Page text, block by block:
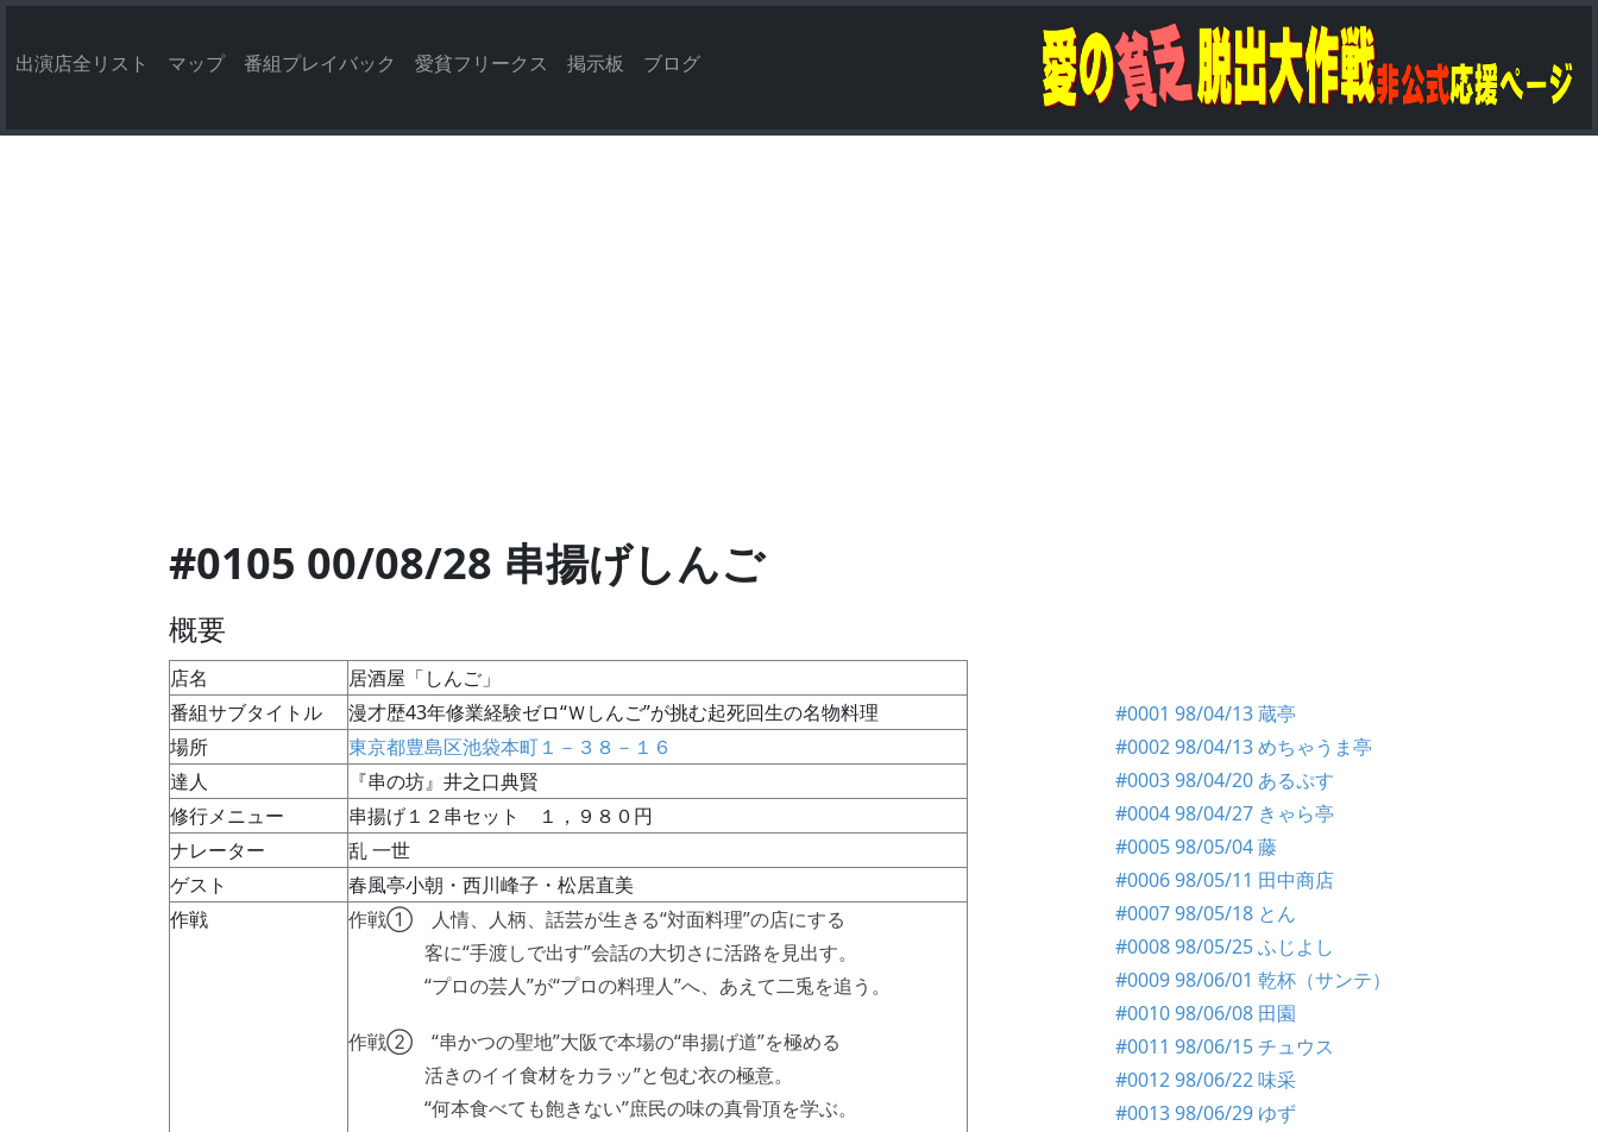
出演店全リスト マップ 番組プレイバック 愛貧フリークス 掲示板 ブログ
#0105 00/08/28 串揚げしんご
概要
店名
居酒屋「しんご」
番組サブタイトル
漫才歴43年修業経験ゼロ“Ｗしんご”が挑む起死回生の名物料理
場所
東京都豊島区池袋本町１－３８－１６
達人
『串の坊』井之口典賢
修行メニュー
串揚げ１２串セット １，９８０円
ナレーター
乱 一世
ゲスト
春風亭小朝・西川峰子・松居直美
作戦
作戦① 人情、人柄、話芸が生きる“対面料理”の店にする
客に“手渡しで出す”会話の大切さに活路を見出す。
“プロの芸人”が“プロの料理人”へ、あえて二兎を追う。
作戦② “串かつの聖地”大阪で本場の“串揚げ道”を極める
活きのイイ食材をカラッ”と包む衣の極意。
“何本食べても飽きない”庶民の味の真骨頂を学ぶ。
#0001 98/04/13 蔵亭
#0002 98/04/13 めちゃうま亭
#0003 98/04/20 あるぷす
#0004 98/04/27 きゃら亭
#0005 98/05/04 藤
#0006 98/05/11 田中商店
#0007 98/05/18 とん
#0008 98/05/25 ふじよし
#0009 98/06/01 乾杯（サンテ）
#0010 98/06/08 田園
#0011 98/06/15 チュウス
#0012 98/06/22 味采
#0013 98/06/29 ゆず